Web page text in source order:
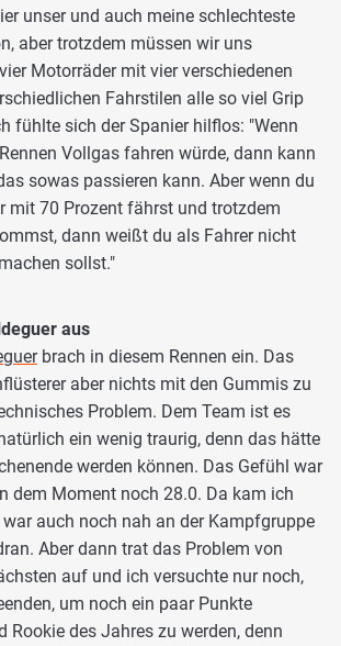
unser und auch meine schlechteste
aber trotzdem müssen wir uns
Motorräder mit vier verschiedenen
Fahrstilen alle so viel Grip
fühlte sich der Spanier hilflos: "Wenn
Vollgas fahren würde, dann kann
sowas passieren kann. Aber wenn du
mit 70 Prozent fährst und trotzdem
dann weißt du als Fahrer nicht
sollst."
aus
brach in diesem Rennen ein. Das
aber nichts mit den Gummis zu
Problem. Dem Team ist es
ein wenig traurig, denn das hätte
werden können. Das Gefühl war
dem Moment noch 28.0. Da kam ich
auch noch nah an der Kampfgruppe
Aber dann trat das Problem von
auf und ich versuchte nur noch,
um noch ein paar Punkte
Rookie des Jahres zu werden, denn